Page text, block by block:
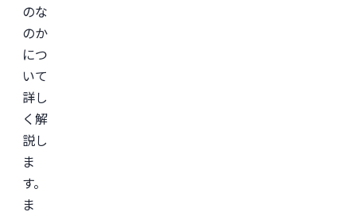
のな
のか
につ
いて
詳し
く解
説し
ま
す。
ま